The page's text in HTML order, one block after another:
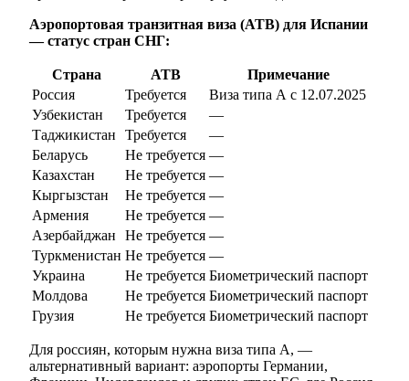
Аэропортовая транзитная виза (АТВ) для Испании
— статус стран СНГ:
Страна АТВ
Примечание
Россия
Требуется
Виза типа A с 12.07.2025
Узбекистан
Требуется
—
Таджикистан
Требуется
—
Беларусь
Не требуется —
Казахстан
Не требуется —
Кыргызстан
Не требуется —
Армения
Не требуется —
Азербайджан
Не требуется —
Туркменистан Не требуется —
Украина
Не требуется Биометрический паспорт
Молдова
Не требуется Биометрический паспорт
Грузия
Не требуется Биометрический паспорт
Для россиян, которым нужна виза типа A, —
альтернативный вариант: аэропорты Германии,